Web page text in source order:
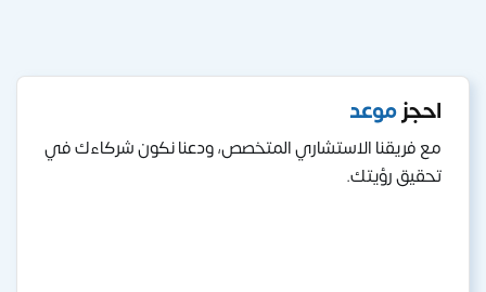
احجزموعد
مع فريقنا الاستشاري المتخصص، ودعنا نكون شركاءك في
تحقيق رؤيتك.